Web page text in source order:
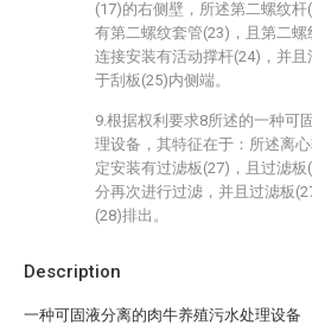
Description
一种可固液分离的肉牛养殖污水处理设备
(17)的右侧壁，所述第二螺纹
有第二螺纹套管(23)，且第二
连接安装有活动撑杆(24)，并
于刮板(25)内侧端。
9.根据权利要求8所述的一种可
理设备，其特征在于：所述离
定安装有过滤板(27)，且过滤
分再次进行过滤，并且过滤板
(28)排出。